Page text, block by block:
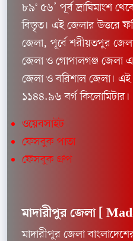
৮৯° ৫৬’ পূর্ব দ্রাঘিমাংশ
বিস্তৃত। এই জেলার উত্তরে
জেলা, পূর্বে শরীয়তপুর
জেলা ও গোপালগঞ্জ জেলা
জেলা ও বরিশাল জেলা।
১১৪৪.৯৬ বর্গ কিলোমিটার।
ওয়েবসাইট
ফেসবুক পাতা
ফেসবুক গ্রুপ
মাদারীপুর জেলা [
মাদারীপুর জেলা